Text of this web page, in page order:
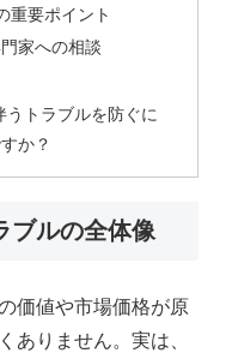
重要ポイント
家への相談
トラブルを防ぐに
か？
ブルの全体像
価値や市場価格が原
ありません。実は、